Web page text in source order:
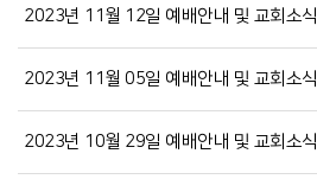
2023년 11월 12일 예배안내 및 교회소식
2023년 11월 05일 예배안내 및 교회소식
2023년 10월 29일 예배안내 및 교회소식